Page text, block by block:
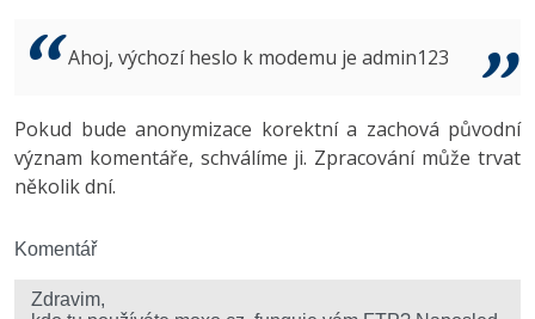
Copywriter
WordPress specialista
Algoritmy -41%
Umělá inteligence (AI) -10%
Windows
Kybernetická bezpečnost
Fórum
Ahoj, výchozí heslo k modemu je admin123
Pokud bude anonymizace korektní a zachová původní
význam komentáře, schválíme ji. Zpracování může trvat
několik dní.
Komentář